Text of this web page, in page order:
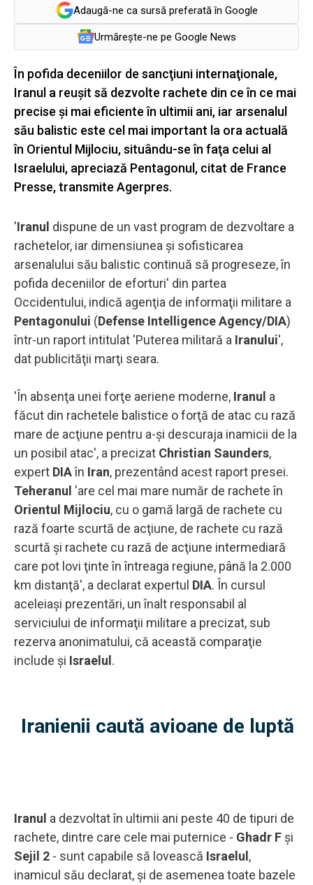
Adaugă-ne ca sursă preferată în Google
Urmărește-ne pe Google News
În pofida deceniilor de sancţiuni internaţionale,
Iranul a reuşit să dezvolte rachete din ce în ce mai
precise şi mai eficiente în ultimii ani, iar arsenalul
său balistic este cel mai important la ora actuală
în Orientul Mijlociu, situându-se în faţa celui al
Israelului, apreciază Pentagonul, citat de France
Presse, transmite Agerpres.
'Iranul dispune de un vast program de dezvoltare a
rachetelor, iar dimensiunea şi sofisticarea
arsenalului său balistic continuă să progreseze, în
pofida deceniilor de eforturi' din partea
Occidentului, indică agenţia de informaţii militare a
Pentagonului (Defense Intelligence Agency/DIA)
într-un raport intitulat 'Puterea militară a Iranului',
dat publicităţii marţi seara.
'În absenţa unei forţe aeriene moderne, Iranul a
făcut din rachetele balistice o forţă de atac cu rază
mare de acţiune pentru a-şi descuraja inamicii de la
un posibil atac', a precizat Christian Saunders,
expert DIAîn Iran, prezentând acest raport presei.
Teheranul 'are cel mai mare număr de rachete în
Orientul Mijlociu, cu o gamă largă de rachete cu
rază foarte scurtă de acţiune, de rachete cu rază
scurtă şi rachete cu rază de acţiune intermediară
care pot lovi ţinte în întreaga regiune, până la 2.000
km distanţă', a declarat expertul DIA. În cursul
aceleiaşi prezentări, un înalt responsabil al
serviciului de informaţii militare a precizat, sub
rezerva anonimatului, că această comparaţie
include şi Israelul.
Iranienii caută avioane de luptă
Iranul a dezvoltat în ultimii ani peste 40 de tipuri de
rachete, dintre care cele mai puternice - Ghadr F şi
Sejil 2 - sunt capabile să lovească Israelul,
inamicul său declarat, şi de asemenea toate bazele